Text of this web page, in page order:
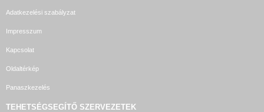
Adatkezelési szabályzat
Impresszum
Kapcsolat
Oldaltérkép
Panaszkezelés
TEHETSÉGSEGÍTŐ SZERVEZETEK